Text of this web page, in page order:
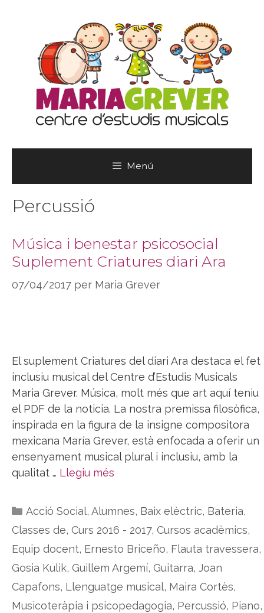
Menú
Percussió
Música i benestar psicosocial
Suplement Criatures diari Ara
07/04/2017 per Maria Grever
El suplement Criatures del diari Ara destaca el fet
inclusiu musical del Centre d’Estudis Musicals
Maria Grever. Música, molt més que art aquí teniu
el PDF de la noticia. La nostra premissa filosòfica,
inspirada en la figura de la insigne compositora
mexicana María Grever, està enfocada a oferir un
ensenyament musical plural i inclusiu, amb la
qualitat … Llegiu més
Categories
Acció Social, Alumnes, Baix elèctric, Bateria,
Classes de, Curs 2016 - 2017, Cursos acadèmics,
Equip docent, Ernesto Briceño, Flauta travessera,
Gosia Kulik, Guillem Argemí, Guitarra, Joan
Capafons, Llenguatge musical, Maira Cortès,
Musicoteràpia i psicopedagogia, Percussió, Piano,